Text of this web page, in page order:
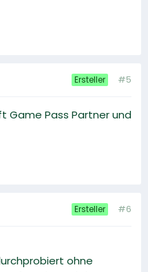
Ersteller #5
Game Pass Partner und
Ersteller #6
ohne